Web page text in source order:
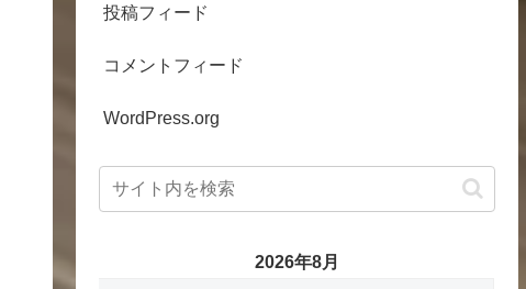
投稿フィード
コメントフィード
WordPress.org
2026年8月